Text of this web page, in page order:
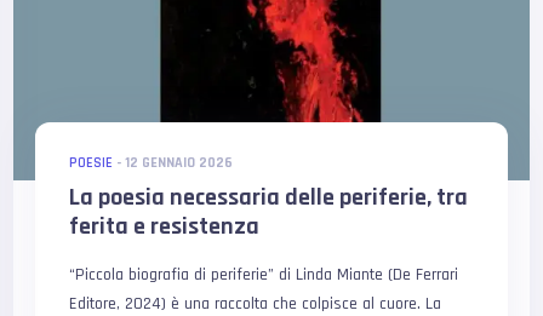
POESIE - 12 GENNAIO 2026
La poesia necessaria delle periferie, tra
ferita e resistenza
“Piccola biografia di periferie” di Linda Miante (De Ferrari
Editore, 2024) è una raccolta che colpisce al cuore. La